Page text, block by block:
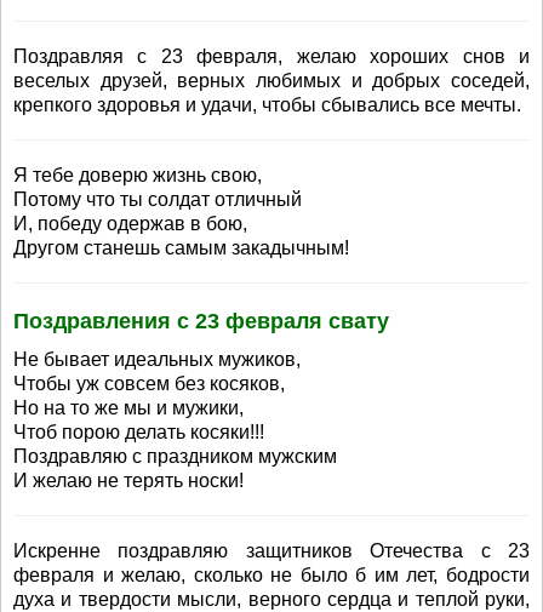
Поздравляя с 23 февраля, желаю хороших снов и
веселых друзей, верных любимых и добрых соседей,
крепкого здоровья и удачи, чтобы сбывались все мечты.
Я тебе доверю жизнь свою,
Потому что ты солдат отличный
И, победу одержав в бою,
Другом станешь самым закадычным!
Поздравления с 23 февраля свату
Не бывает идеальных мужиков,
Чтобы уж совсем без косяков,
Но на то же мы и мужики,
Чтоб порою делать косяки!!!
Поздравляю с праздником мужским
И желаю не терять носки!
Искренне поздравляю защитников Отечества с 23
февраля и желаю, сколько не было б им лет, бодрости
духа и твердости мысли, верного сердца и теплой руки,